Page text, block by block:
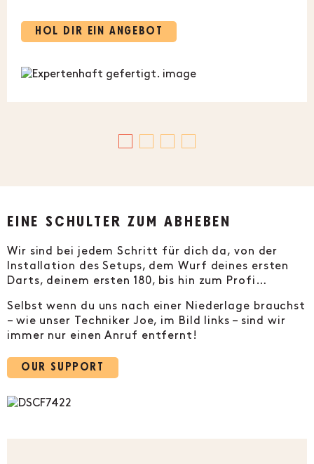
HOL DIR EIN ANGEBOT
EINE SCHULTER ZUM ABHEBEN
Wir sind bei jedem Schritt für dich da, von der
Installation des Setups, dem Wurf deines ersten
Darts, deinem ersten 180, bis hin zum Profi…
Selbst wenn du uns nach einer Niederlage brauchst
– wie unser Techniker Joe, im Bild links – sind wir
immer nur einen Anruf entfernt!
OUR SUPPORT